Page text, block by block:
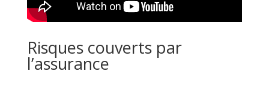
Risques couverts par
l’assurance